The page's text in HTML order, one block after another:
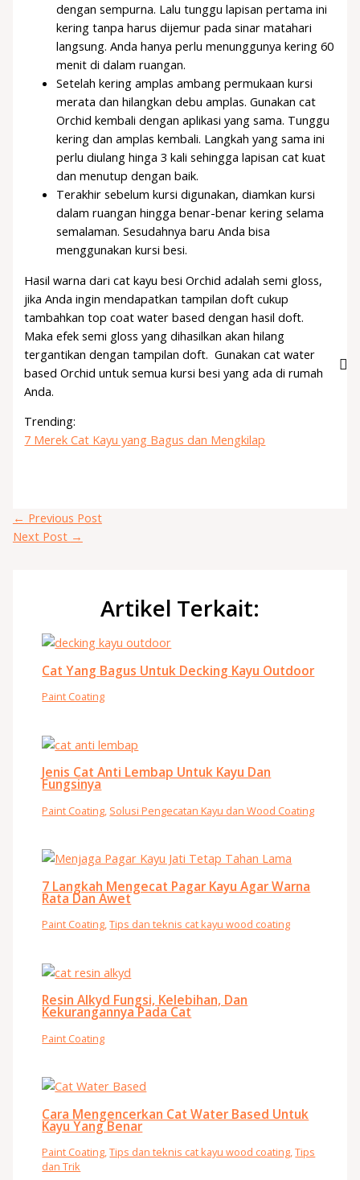
dengan sempurna. Lalu tunggu lapisan pertama ini
kering tanpa harus dijemur pada sinar matahari
langsung. Anda hanya perlu menunggunya kering 60
menit di dalam ruangan.
Setelah kering amplas ambang permukaan kursi
merata dan hilangkan debu amplas. Gunakan cat
Orchid kembali dengan aplikasi yang sama. Tunggu
kering dan amplas kembali. Langkah yang sama ini
perlu diulang hinga 3 kali sehingga lapisan cat kuat
dan menutup dengan baik.
Terakhir sebelum kursi digunakan, diamkan kursi
dalam ruangan hingga benar-benar kering selama
semalaman. Sesudahnya baru Anda bisa
menggunakan kursi besi.
Hasil warna dari cat kayu besi Orchid adalah semi gloss,
jika Anda ingin mendapatkan tampilan doft cukup
tambahkan top coat water based dengan hasil doft.
Maka efek semi gloss yang dihasilkan akan hilang
tergantikan dengan tampilan doft. Gunakan cat water
based Orchid untuk semua kursi besi yang ada di rumah
Anda.
Trending:
7 Merek Cat Kayu yang Bagus dan Mengkilap
← Previous Post
Next Post →
Artikel Terkait:
Cat Yang Bagus Untuk Decking Kayu Outdoor
Paint Coating
Jenis Cat Anti Lembap Untuk Kayu Dan
Fungsinya
Paint Coating, Solusi Pengecatan Kayu dan Wood Coating
7 Langkah Mengecat Pagar Kayu Agar Warna
Rata Dan Awet
Paint Coating,Tips dan teknis cat kayu wood coating
Resin Alkyd Fungsi, Kelebihan, Dan
Kekurangannya Pada Cat
Paint Coating
Cara Mengencerkan Cat Water Based Untuk
Kayu Yang Benar
Paint Coating,Tips dan teknis cat kayu wood coating,Tips
dan Trik